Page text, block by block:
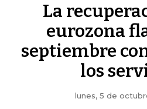
La
eurozona
septiembre
los
lunes, 5 de